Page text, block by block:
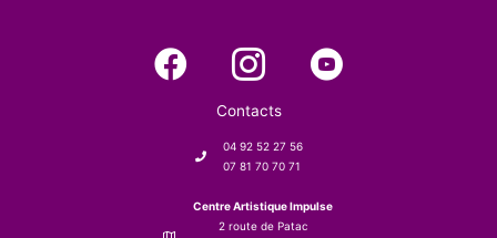
Contacts
04 92 52 27 56
07 81 70 70 71
Centre Artistique Impulse
2 route de Patac